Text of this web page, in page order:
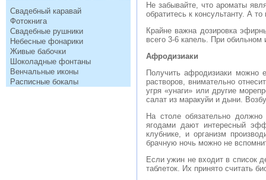
Свадебный каравай
Фотокнига
Свадебные рушники
Небесные фонарики
Живые бабочки
Шоколадные фонтаны
Венчальные иконы
Расписные бокалы
Не забывайте, что ароматы
обратитесь к консультанту. А
Крайне важна дозировка
всего 3-6 капель. При
Афродизиаки
Получить афродизиаки можно
растворов, внимательно
угря «унаги» или другие
салат из маракуйи и дыни.
На столе обязательно
ягодами дают интересный
клубнике, и организм
брачную ночь можно не
Если ужин не входит в список
таблеток. Их принято считать